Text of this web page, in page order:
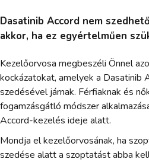
Dasatinib Accord nem
akkor, ha ez egyértelműen
Kezelőorvosa megbeszéli Önnel
kockázatokat, amelyek a Dasatinib
szedésével járnak. Férfiaknak és
fogamzásgátló módszer
Accord-kezelés ideje alatt.
Mondja el kezelőorvosának, ha
szedése alatt a szoptatást abba